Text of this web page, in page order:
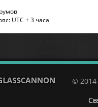
UTC + 3 часа
©